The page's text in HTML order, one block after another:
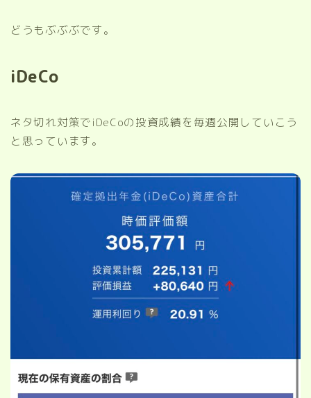
どうもぶぶぶです。
iDeCo
ネタ切れ対策でiDeCoの投資成績を毎週公開していこう
と思っています。